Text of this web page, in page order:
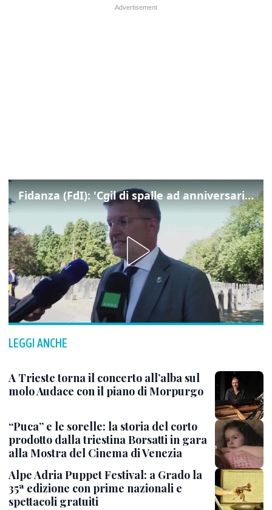
Fidanza (FdI): 'Cgil di spalle ad anniversario Marcinelle mentre La Russa leggeva Mattarella, si vergogni!'
LEGGI ANCHE
A Trieste torna il concerto all’alba sul
molo Audace con il piano di Morpurgo
“Puca” e le sorelle: la storia del corto
prodotto dalla triestina Borsatti in gara
alla Mostra del Cinema di Venezia
Alpe Adria Puppet Festival: a Grado la
35ª edizione con prime nazionali e
spettacoli gratuiti